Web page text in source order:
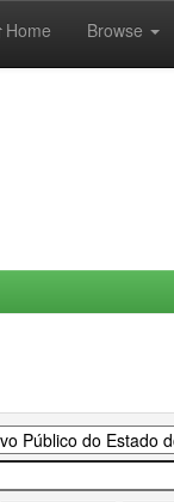
Home Browse